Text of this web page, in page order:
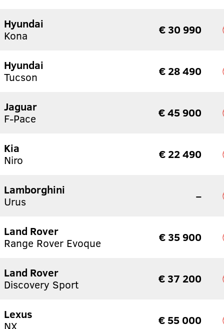
Hyundai
Kona
€ 30 990
Hyundai
Tucson
€ 28 490
Jaguar
F-Pace
€ 45 900
Kia
Niro
€ 22 490
Lamborghini
Urus
–
Land Rover
Range Rover Evoque
€ 35 900
Land Rover
Discovery Sport
€ 37 200
Lexus
NX
€ 55 000